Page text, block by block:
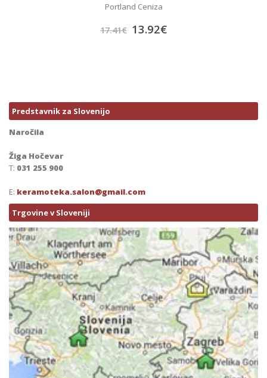
Portland Ceniza
17.41€ 13.92€
Predstavnik za Slovenijo
Naročila
Žiga Hočevar
T: 031 255 900
E: keramoteka.salon@gmail.com
Trgovine v Sloveniji